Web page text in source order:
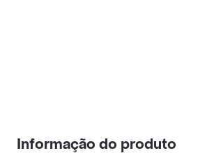
Informação do produto